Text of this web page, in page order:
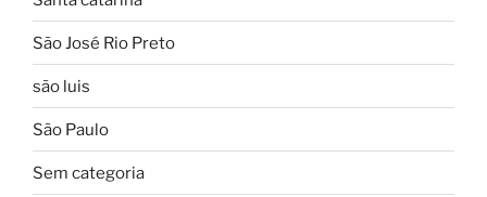
São José Rio Preto
são luis
São Paulo
Sem categoria